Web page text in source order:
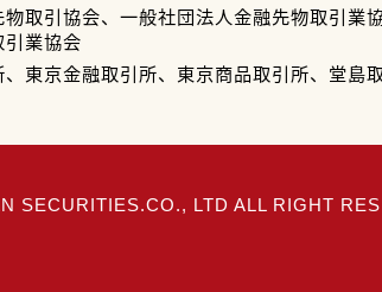
取引協会、一般社団法人金融先物取引業
引業協会
東京金融取引所、東京商品取引所、堂島
SECURITIES.CO., LTD ALL RIGHT